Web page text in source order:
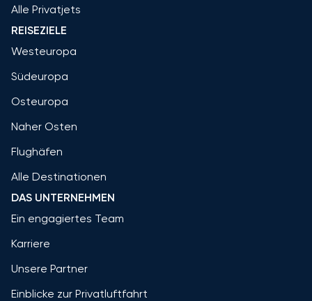
Alle Privatjets
REISEZIELE
Westeuropa
Südeuropa
Osteuropa
Naher Osten
Flughäfen
Alle Destinationen
DAS UNTERNEHMEN
Ein engagiertes Team
Karriere
Unsere Partner
Einblicke zur Privatluftfahrt